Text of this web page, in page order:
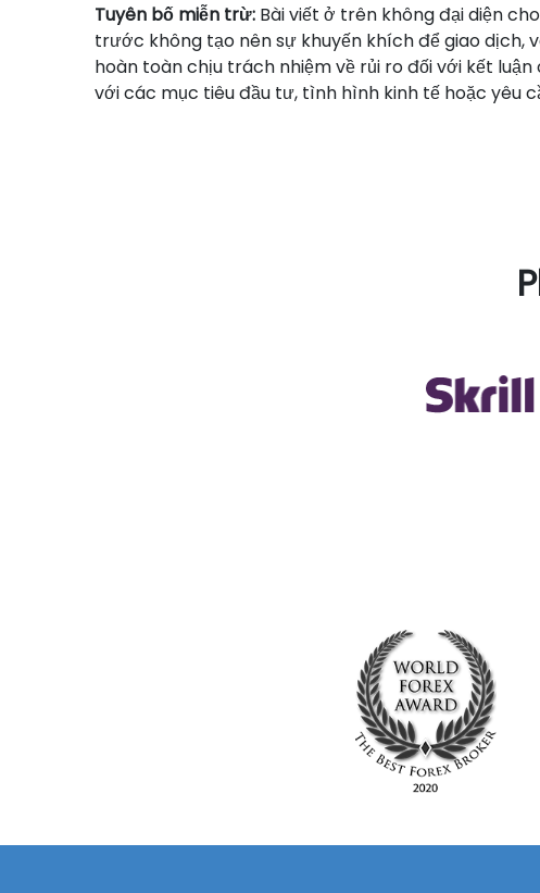
Tuyên bố miễn trừ: Bài viết ở trên không đại diện
trước không tạo nên sự khuyến khích để giao
hoàn toàn chịu trách nhiệm về rủi ro đối với kết
với các mục tiêu đầu tư, tình hình kinh tế hoặc yêu